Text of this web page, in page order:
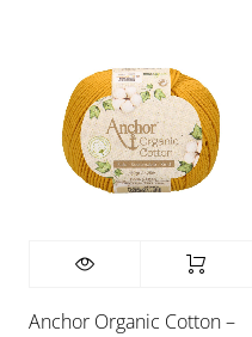
Anchor Organic Cotton –